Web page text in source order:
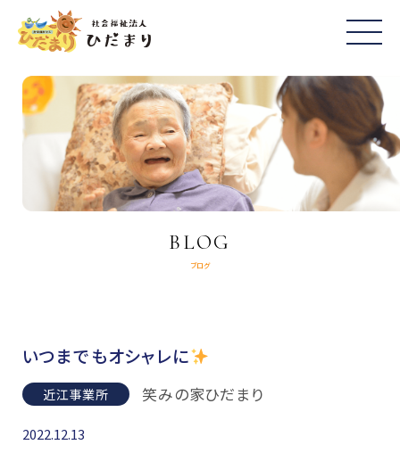
BLOG
ブログ
いつまでもオシャレに
近江事業所 笑みの家ひだまり
2022.12.13